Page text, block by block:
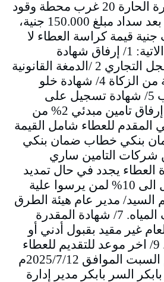
المياه بمقرها بالثورة الحارة 20 غرب محطة وقود
النيل شارع الوادي بعد سداد مبلغ 150.000 جنية،
قيمة كراسة العطاء لا
ترد وفق الشروط الاتية: 1/ إرفاق شهادة
التسجيل من المسجل التجاري 2 /الدمغة القانونية
3 /شهادة إبراء ذمة من الزكاة 4/ شهادة خلو
طرف من الضرائب 5/ شهادة تسجيل على
القيمة المضافة 6/ إرفاق تامين مبدئي 2% من
المقدم للعطاء شامل القيمة
بنكي خطاب ضمان بنكي
شركات التامين ساري
العطاء يجدد في حال تمديد
فترة العطاء ويكمل الى 10% لمن يرسوا علية
السيد/ مدير عام هيئة الطرق
والجسور ومصارف المياه. 7/ شهادة المقدرة
العام غير مقيد بقبول أدني أو
أعلى قيمة للعطاء. 9/ اخر موعد للتقديم للعطاء
وفتح الصندوق يوم السبت الموافق 2025/7/12م
بابكر السر بابكر مدير إدارة